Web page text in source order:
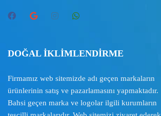
DOĞAL İKLİMLENDİRME
Firmamız web sitemizde adı geçen markaların
ürünlerinin satış ve pazarlamasını yapmaktadır.
Bahsi geçen marka ve logolar ilgili kurumların